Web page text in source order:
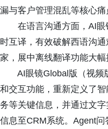
漏与客户管理混乱等核心痛
在语言沟通方面，AI眼
时互译，有效破解西语沟
家，展中离线翻译功能大
AI眼镜Global版（视频版
和交互功能，重新定义了
务等关键信息，并通过文
信息至CRM系统。Agent